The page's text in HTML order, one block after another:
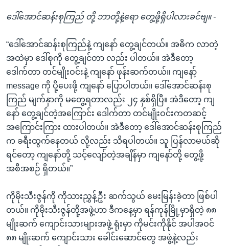
ဒေါ်အောင်ဆန်းစုကြည် တို့ ဘာတို့နဲ့ရော တွေ့ဖို့ရှိပါလားခင်ဗျ။ -
“ဒေါ်အောင်ဆန်းစုကြည်နဲ့ ကျနော် တွေ့ချင်တယ်။ အဓိက လာတဲ့
အထဲမှာ ဒေါ်စုကို တွေ့ချင်တာ လည်း ပါတယ်။ အဲဒီတော့
ဒေါက်တာ တင်မျိုးဝင်းနဲ့ ကျနော် ဖုန်းဆက်တယ်။ ကျနော့်
message ကို ပို့ပေးဖို့ ကျနော် ပြောပါတယ်။ ဒေါ်အောင်ဆန်းစု
ကြည် မျက်နှာကို မတွေ့ရတာလည်း ၂၄ နှစ်ရှိပြီ။ အဲဒီတော့ ကျ
နော် တွေ့ချင်တဲ့အကြောင်း ဒေါက်တာ တင်မျိုးဝင်းကတဆင့်
အကြောင်းကြား ထားပါတယ်။ အဲဒီတော့ ဒေါ်အောင်ဆန်းစုကြည်
က ခရီးထွက်နေတယ် လို့လည်း သိရပါတယ်။ သူ ပြန်လာမယ်ဆို
ရင်တော့ ကျနော်တို့ သင့်လျော်တဲ့အချိန်မှာ ကျနော်တို့ တွေ့ဖို့
အစီအစဉ် ရှိတယ်။”
ကိုမိုးသီးဇွန်ကို ကိုသားညွှန့်ဦး ဆက်သွယ် မေးမြန်းခဲ့တာ ဖြစ်ပါ
တယ်။ ကိုမိုးသီးဇွန်တို့အဖွဲ့ဟာ ဒီကနေ့မှာ ရန်ကုန်မြို့မှာရှိတဲ့ ၈၈
မျိုးဆက် ကျောင်းသားများအဖွဲ့ ရုံးမှာ ကိုမင်းကိုနိုင် အပါအဝင်
၈၈ မျိုးဆက် ကျောင်းသား ခေါင်းဆောင်တွေ အဖွဲ့နဲ့လည်း